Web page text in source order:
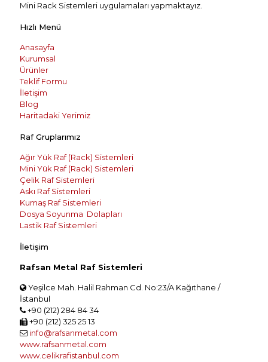
Mini Rack Sistemleri uygulamaları yapmaktayız.
Hızlı Menü
Anasayfa
Kurumsal
Ürünler
Teklif Formu
İletişim
Blog
Haritadaki Yerimiz
Raf Gruplarımız
Ağır Yük Raf (Rack) Sistemleri
Mini Yük Raf (Rack) Sistemleri
Çelik Raf Sistemleri
Askı Raf Sistemleri
Kumaş Raf Sistemleri
Dosya Soyunma Dolapları
Lastik Raf Sistemleri
İletişim
Rafsan Metal Raf Sistemleri
Yeşilce Mah. Halil Rahman Cd. No:23/A Kağıthane /
İstanbul
+90 (212) 284 84 34
+90 (212) 325 25 13
info@rafsanmetal.com
www.rafsanmetal.com
www.celikrafistanbul.com